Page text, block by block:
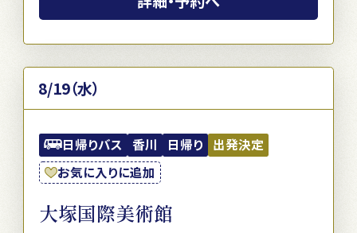
8/19（水）
日帰りバス 香川 日帰り
出発決定
お気に入りに追加
大塚国際美術館